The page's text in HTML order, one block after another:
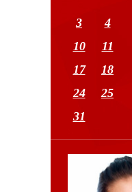
3
4
10
11
17
18
24
25
31